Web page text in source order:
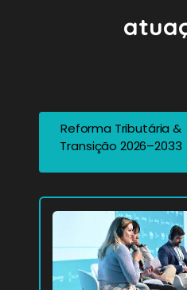
Reforma Tributária &
Transição 2026–2033